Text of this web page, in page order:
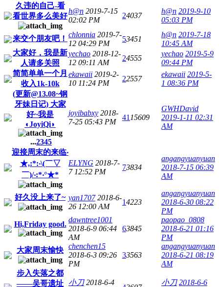
久违的自己-看
看世界多么美好
h@n 2019-7-15
02:02 PM
24037
h@n 2019-9-10
05:03 PM
来交个朋友吧！ chlonnia 2019-7-
12 04:29 PM
53451
h@n 2019-7-18
10:45 AM
大家好，我是新
人请多关照
yechao 2018-12-
12 09:11 AM
24555
yechao 2019-5-9
09:44 PM
简简单单一个月
收入1k-10k
ekawaii 2019-2-
10 11:24 PM
22557
ekawaii 2019-5-
1 08:36 PM
(更新@13.08~钢
牙妹日记) 大家
好~我是
◖JoyiQi◗
...2345
joyibabxy 2018-
7-25 05:43 PM
41 15609
GWHDavid
2019-1-11 02:31
AM
迎接周末的来临‧
★,:*:‧\(￣▽
￣)/‧:*‧°★*
ELYNG 2018-7-
7 12:52 PM
73834
angangyuanyuan
2018-7-15 06:39
AM
好久没上来了~ yan1707 2018-6-
26 12:00 AM
14223
angangyuanyuan
2018-6-30 08:22
PM
Hi,Friday good.
dawntree1001
2018-6-9 06:44
AM
63845
paopao_0808
2018-6-21 01:16
PM
大家周末愉快 chenchen15
2018-6-3 09:26
PM
33563
angangyuanyuan
2018-6-21 08:19
AM
步入失落之都
——吴哥遗址
小刀 2018-6-4 小刀 2018-6-6